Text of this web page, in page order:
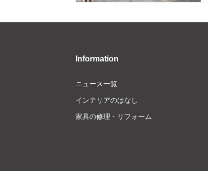
Information
ニュース一覧
インテリアのはなし
家具の修理・リフォーム